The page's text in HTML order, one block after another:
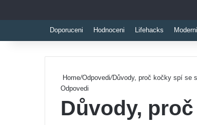
Doporuceni Hodnoceni Lifehacks
Home/Odpovedi/Důvody, proč kočky spí se
Odpovedi
Důvody,